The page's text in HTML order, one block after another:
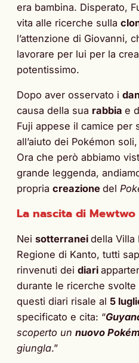
era bambina. Disperato,
vita alle ricerche sulla
l’attenzione di Giovanni,
lavorare per lui per la
potentissimo.
Dopo aver osservato i
causa della sua rabbia e
Fuji appese il camice per
all’aiuto dei Pokémon
Ora che però abbiamo
grande leggenda,
propria creazione del
La nascita di Mewtwo
Nei sotterranei della Villa
Regione di Kanto, tutti
rinvenuti dei diari
durante le ricerche
questi diari risale al 5
specificato e cita: “
scoperto un nuovo
giungla.”